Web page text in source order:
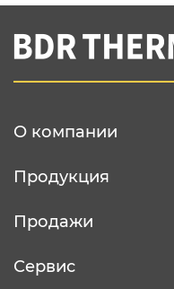
Вы соглашаетесь с
О компании
Продукция
Продажи
Сервис